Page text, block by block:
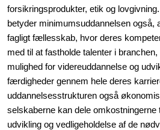
forsikringsprodukter, etik og
betyder minimumsuddannelsen også,
fagligt fællesskab, hvor deres
med til at fastholde talenter i
mulighed for videreuddannelse og
færdigheder gennem hele deres
uddannelsesstrukturen også
selskaberne kan dele omkostningerne
udvikling og vedligeholdelse af de